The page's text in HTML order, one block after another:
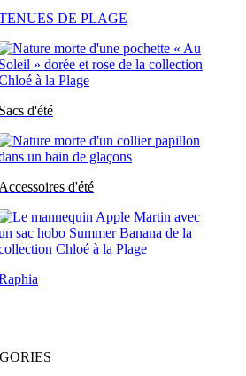
DE PLAGE
Sacs d'été
Accessoires d'été